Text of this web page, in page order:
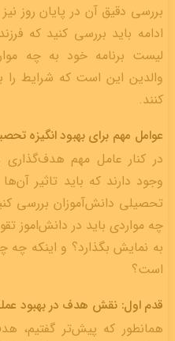
بررسی دقیق آن در پایان روز
ادامه باید بررسی کنید که
لیست برنامه خود به چه
والدین این است که شرایط را
کنند.
عوامل مهم برای بهبود انگیزه
در کنار عامل مهم هدف‌گذاری
وجود دارند که باید تاثیر
تحصیلی دانش‌آموزان بررسی
چه مواردی باید در دانش‌اموز
به نمایش بگذارد؟ و اینکه
است؟
قدم اول: نقش هدف در بهبود
همانطور که پیش‌تر